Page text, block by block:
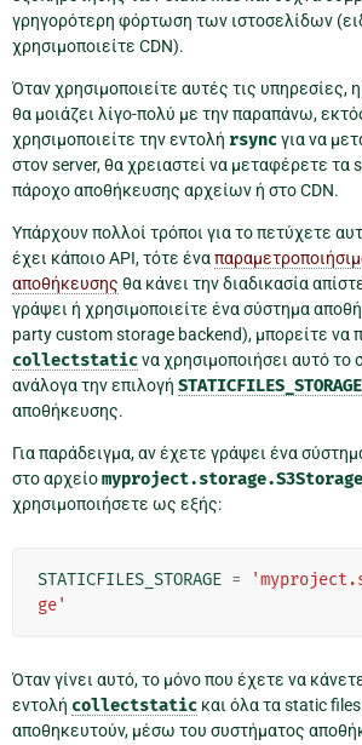
γρηγορότερη φόρτωση των ιστοσελίδων
χρησιμοποιείτε CDN).
Όταν χρησιμοποιείτε αυτές τις υπηρεσίες,
θα μοιάζει λίγο-πολύ με την παραπάνω,
χρησιμοποιείτε την εντολή rsyncγια να
στον server, θα χρειαστεί να μεταφέρετε τα
πάροχο αποθήκευσης αρχείων ή στο CDN.
Υπάρχουν πολλοί τρόποι για το πετύχετε
έχει κάποιο API, τότε ένα
αποθήκευσης θα κάνει την διαδικασία
γράψει ή χρησιμοποιείτε ένα σύστημα
party custom storage backend), μπορείτε να
collectstaticνα χρησιμοποιήσει αυτό το
ανάλογα την επιλογή STATICFILES_STORAGE
αποθήκευσης.
Για παράδειγμα, αν έχετε γράψει ένα
στο αρχείοmyproject.storage.S3Storage
χρησιμοποιήσετε ως εξής:
STATICFILES_STORAGE =
ge'
Όταν γίνει αυτό, το μόνο που έχετε να
εντολή collectstatic και όλα τα static
αποθηκευτούν, μέσω του συστήματος